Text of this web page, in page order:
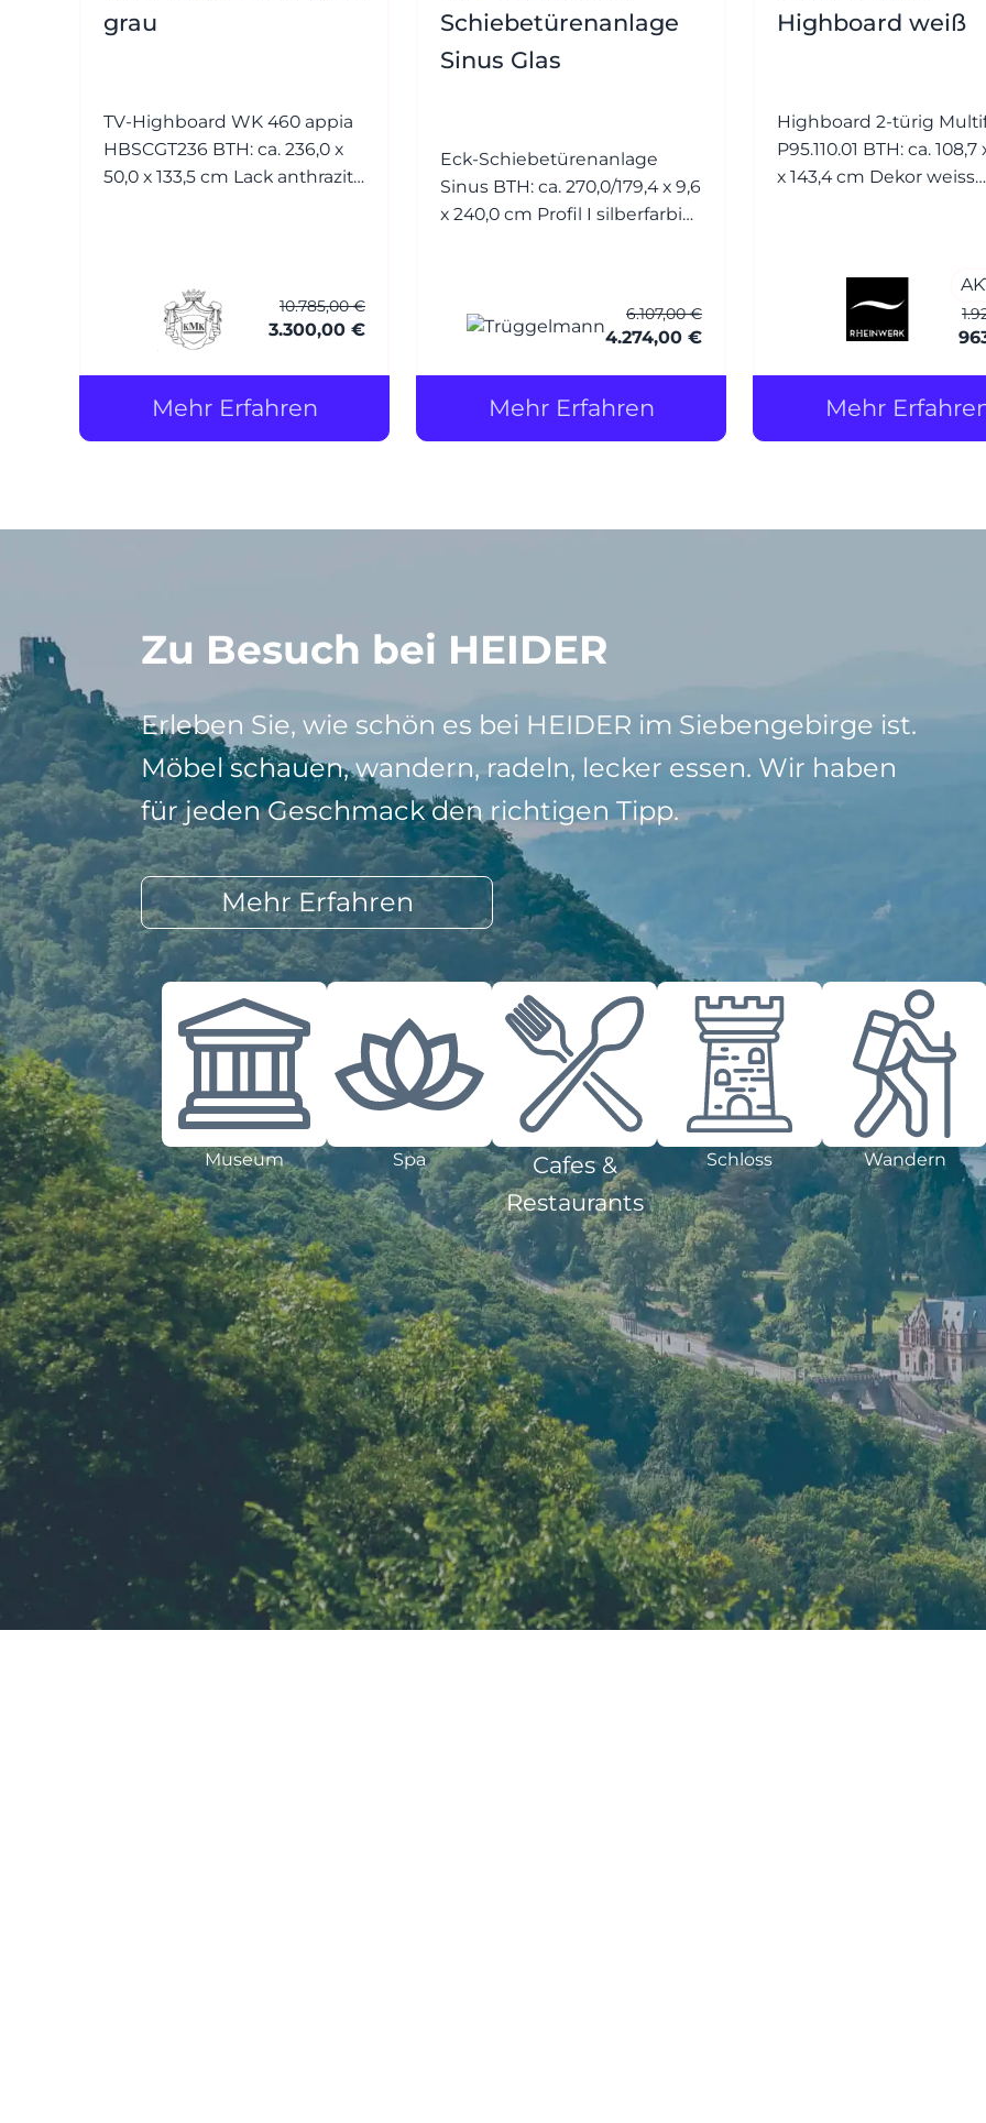
grau
TV-Highboard WK 460 appia
HBSCGT236 BTH: ca. 236,0 x
50,0 x 133,5 cm Lack anthrazit
10.785,00 €
3.300,00 €
Mehr Erfahren
Schiebetürenanlage
Sinus Glas
Eck-Schiebetürenanlage
Sinus BTH: ca. 270,0/179,4 x 9,6
x 240,0 cm Profil I silberfarbig
Splitterschutzfolie) 2-läufig -
stehende Tür - m. Griffleiste,
Wa
6.107,00 €
4.274,00 €
Mehr Erfahren
Highboard weiß
Highboard 2-türig Multiflex -
P95.110.01 BTH: ca. 108,7 x 38,4
x 143,4 cm Dekor weiss
Mehr
Zu Besuch bei HEIDER
Erleben Sie, wie schön es bei HEIDER im Siebengebirge ist.
Möbel schauen, wandern, radeln, lecker essen. Wir haben
für jeden Geschmack den richtigen Tipp.
Mehr Erfahren
Museum Spa
Cafes &
Restaurants
Schloss Wandern